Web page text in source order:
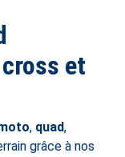
et
, quad,
grâce à nos